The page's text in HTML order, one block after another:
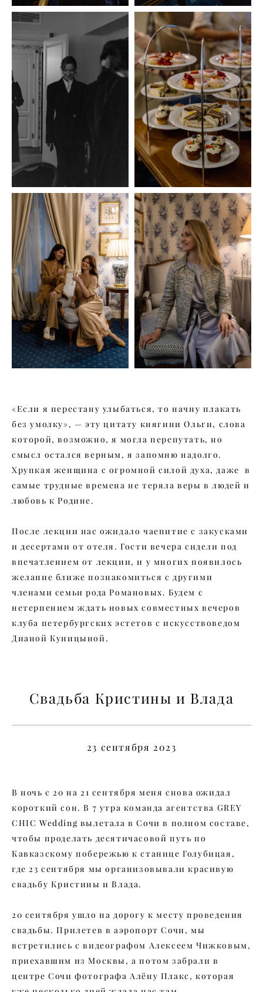
«Если я перестану улыбаться, то начну плакать
без умолку», — эту цитату княгини Ольги, слова
которой, возможно, я могла перепутать, но
смысл остался верным, я запомню надолго.
Хрупкая женщина с огромной силой духа, даже в
самые трудные времена не теряла веры в людей и
любовь к Родине.
После лекции нас ожидало чаепитие с закусками
и десертами от отеля. Гости вечера сидели под
впечатлением от лекции, и у многих появилось
желание ближе познакомиться с другими
членами семьи рода Романовых. Будем с
нетерпением ждать новых совместных вечеров
клуба петербургских эстетов с искусствоведом
Дианой Куницыной.
Свадьба Кристины и Влада
23 сентября 2023
В ночь с 20 на 21 сентября меня снова ожидал
короткий сон. В 7 утра команда агентства GREY
CHIC Wedding вылетала в Сочи в полном составе,
чтобы проделать десятичасовой путь по
Кавказскому побережью к станице Голубицая,
где 23 сентября мы организовывали красивую
свадьбу Кристины и Влада.
20 сентября ушло на дорогу к месту проведения
свадьбы. Прилетев в аэропорт Сочи, мы
встретились с видеографом Алексеем Чижковым,
приехавшим из Москвы, а потом забрали в
центре Сочи фотографа Алёну Плакс, которая